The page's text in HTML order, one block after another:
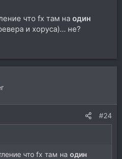
что fx там на один
и хоруса)... не?
#24
что fx там на один